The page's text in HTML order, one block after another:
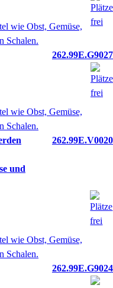
262.99E.G9027
und
262.99E.V0020
262.99E.G9024